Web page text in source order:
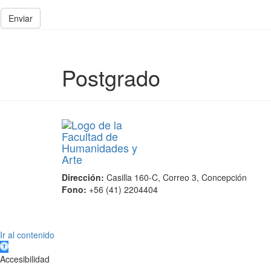
Enviar
Postgrado
Dirección: Casilla 160-C, Correo 3, Concepción
Fono: +56 (41) 2204404
Scroll
Up
Ir al contenido
Abrir barra de herramientas
Accesibilidad